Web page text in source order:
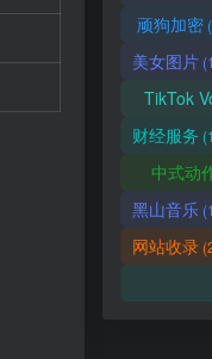
顽狗加密
美女图片
TikTok
财经服务
中式动
黑山音乐
网站收录